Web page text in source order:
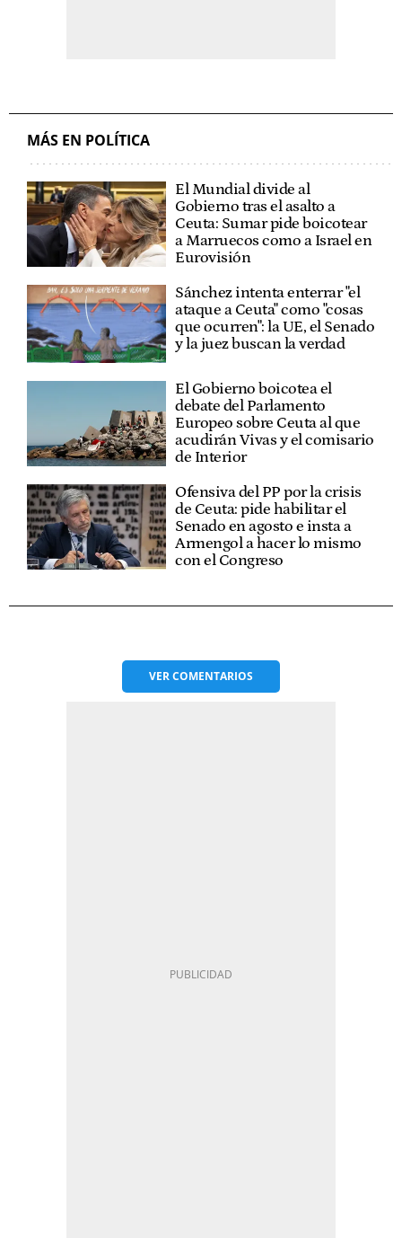
MÁS EN POLÍTICA
El Mundial divide al
Gobierno tras el asalto a
Ceuta: Sumar pide boicotear
a Marruecos como a Israel en
Eurovisión
Sánchez intenta enterrar "el
ataque a Ceuta" como "cosas
que ocurren": la UE, el Senado
y la juez buscan la verdad
El Gobierno boicotea el
debate del Parlamento
Europeo sobre Ceuta al que
acudirán Vivas y el comisario
de Interior
Ofensiva del PP por la crisis
de Ceuta: pide habilitar el
Senado en agosto e insta a
Armengol a hacer lo mismo
con el Congreso
VERCOMENTARIOS